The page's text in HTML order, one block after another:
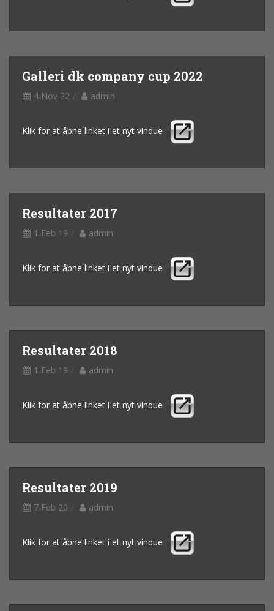
Galleri dk company cup 2022
4 Nov 22 admin
Klik for at åbne linket i et nyt vindue
Resultater 2017
1 Feb 19 admin
Klik for at åbne linket i et nyt vindue
Resultater 2018
1 Feb 19 admin
Klik for at åbne linket i et nyt vindue
Resultater 2019
7 Feb 20 admin
Klik for at åbne linket i et nyt vindue